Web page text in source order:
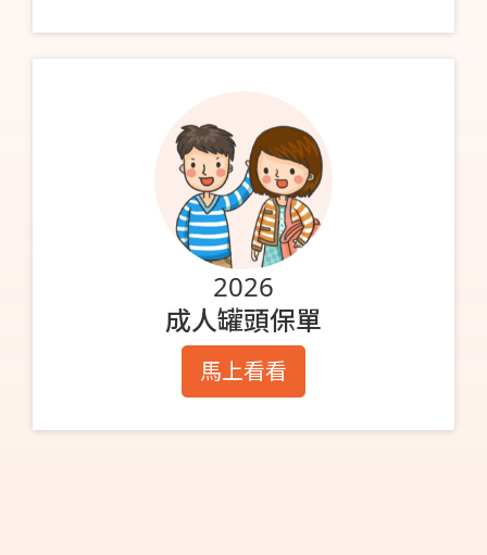
2026
成人罐頭保單
馬上看看